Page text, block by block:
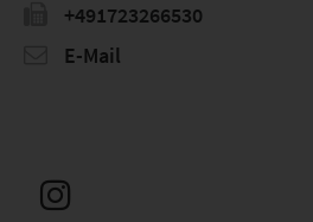
+491723266530
E-Mail